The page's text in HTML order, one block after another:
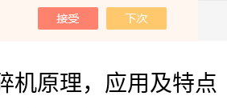
机原理，应用及特点